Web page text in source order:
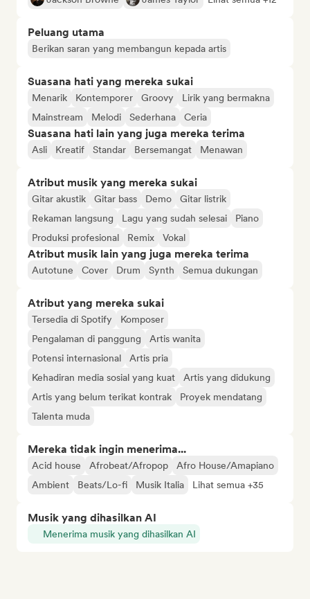
Peluang utama
Berikan saran yang membangun kepada artis
Suasana hati yang mereka sukai
Menarik Kontemporer Groovy
Lirik yang bermakna
Mainstream
Melodi Sederhana Ceria
Suasana hati lain yang juga mereka terima
Asli Kreatif Standar Bersemangat Menawan
Atribut musik yang mereka sukai
Gitar akustik Gitar bass Demo
Gitar listrik
Rekaman langsung
Lagu yang sudah selesai
Piano
Produksi profesional
Remix Vokal
Atribut musik lain yang juga mereka terima
Autotune Cover Drum Synth Semua dukungan
Atribut yang mereka sukai
Tersedia di Spotify
Komposer
Pengalaman di panggung
Artis wanita
Potensi internasional
Artis pria
Kehadiran media sosial yang kuat
Artis yang didukung
Artis yang belum terikat kontrak
Proyek mendatang
Talenta muda
Mereka tidak ingin menerima...
Acid house Afrobeat/Afropop
Afro House/Amapiano
Ambient
Beats/Lo-fi Musik Italia Lihat semua +35
Musik yang dihasilkan AI
Menerima musik yang dihasilkan AI